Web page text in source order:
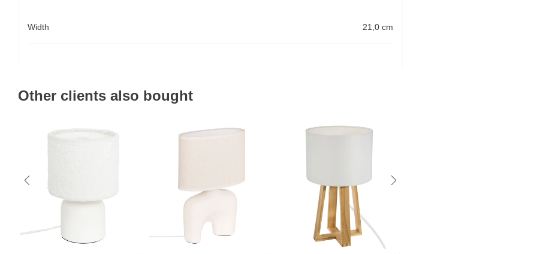
Width 21,0 cm
Other clients also bought